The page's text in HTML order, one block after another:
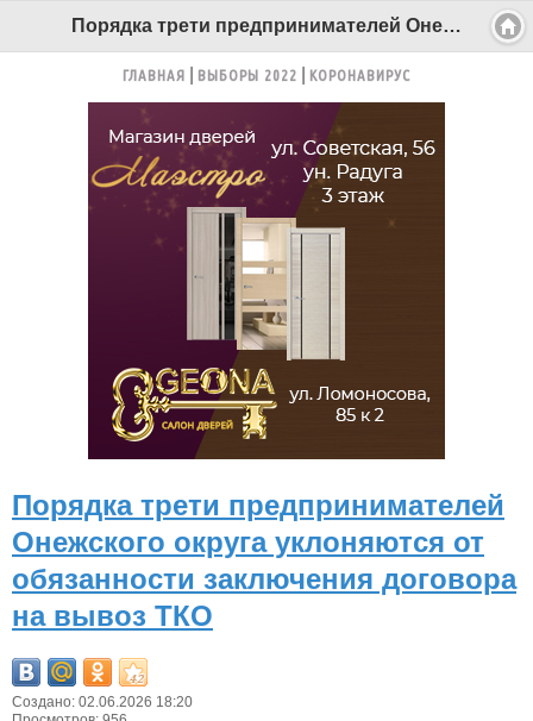
Порядка трети предпринимателей Онежского округа уклоняются от обязанности заключения договора на вывоз ТКО - Беломорканал Северодвинск tv29.ru
ГЛАВНАЯ ВЫБОРЫ 2022 КОРОНАВИРУС
Порядка трети предпринимателей
Онежского округа уклоняются от
обязанности заключения договора
на вывоз ТКО
Создано: 02.06.2026 18:20